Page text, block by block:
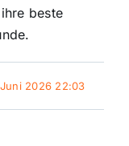
beste
2026 22:03